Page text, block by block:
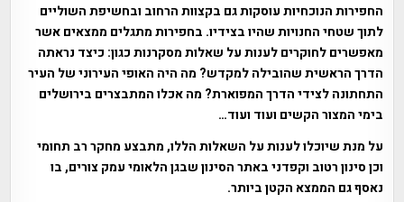
החפירות הנוכחיות עוסקות גם בקצוות הרחוב ובחשיפת השוליים
לתוך שטחי החנויות שהיו בצידיו. בחפירות מתגלים ממצאים אשר
מאפשרים לחוקרים לענות על שאלות מסקרנות כגון: כיצד נראתה
הדרך הראשית שהובילה למקדש? מה היה האופי העירוני של העיר
התחתונה לצידי הדרך המפוארת? מה אכלו המתבצרים בירושלים
בימי המצור הקשים ועוד ועוד…
על מנת שיוכלו לענות על השאלות הללו, מתבצע מחקר רב תחומי
וכן סינון רטוב וקפדני באתר הסינון שבגן הלאומי עמק צורים, בו
נאסף גם הממצא הקטן ביותר.